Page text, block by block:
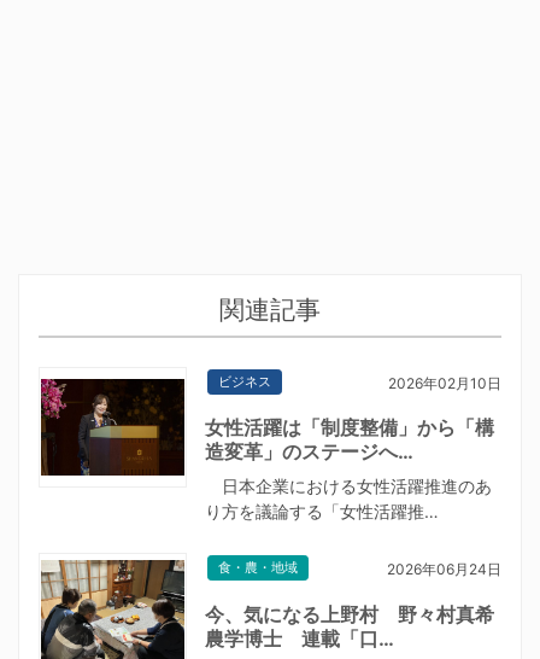
関連記事
ビジネス 2026年02月10日
女性活躍は「制度整備」から「構
造変革」のステージへ…
日本企業における女性活躍推進のあ
り方を議論する「女性活躍推…
食・農・地域 2026年06月24日
今、気になる上野村 野々村真希
農学博士 連載「口…